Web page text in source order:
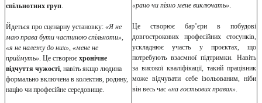
спільнотних груп.
Йдеться про сценарну установку: «Я не
маю права бути частиною спільноти»,
«я не належу до них», «мене не
приймуть». Це створює хронічне
відчуття чужості, навіть якщо людина
формально включена в колектив, родину,
націю чи професійне середовище.
«рано чи пізно мене виключать».
Це створює бар’єри в побудові
довгострокових професійних стосунків,
ускладнює участь у проєктах, що
потребують взаємної підтримки. Навіть
за високої кваліфікації, такий працівник
може відчувати себе ізольованим, ніби
він весь час «на гостьових правах».